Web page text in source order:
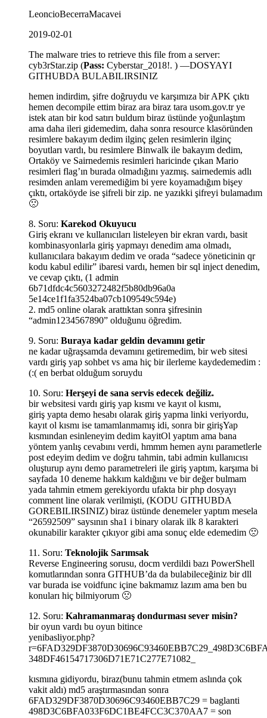
LeoncioBecerraMacavei
2019-02-01
The malware tries to retrieve this file from a server:
cyb3rStar.zip (Pass: Cyberstar_2018!. ) —DOSYAYI
GITHUBDA BULABILIRSINIZ
hemen indirdim, şifre doğruydu ve karşımıza bir APK çıktı
hemen decompile ettim biraz ara biraz tara usom.gov.tr ye
istek atan bir kod satırı buldum biraz üstünde yoğunlaştım
ama daha ileri gidemedim, daha sonra resource klasöründen
resimlere bakayım dedim ilginç gelen resimlerin ilginç
boyutları vardı, bu resimlere Binwalk ile bakayım dedim,
Ortaköy ve Sairnedemis resimleri haricinde çıkan Mario
resimleri flag’ın burada olmadığını yazmış. sairnedemis adlı
resimden anlam veremediğim bi yere koyamadığım bişey
çıktı, ortaköyde ise şifreli bir zip. ne yazıkki şifreyi bulamadım
🙁
8. Soru: Karekod Okuyucu
Giriş ekranı ve kullanıcıları listeleyen bir ekran vardı, basit
kombinasyonlarla giriş yapmayı denedim ama olmadı,
kullanıcılara bakayım dedim ve orada “sadece yöneticinin qr
kodu kabul edilir” ibaresi vardı, hemen bir sql inject denedim,
ve cevap çıktı, (1 admin
6b71dfdc4c5603272482f5b80db96a0a
5e14ce1f1fa3524ba07cb109549c594e)
2. md5 online olarak arattıktan sonra şifresinin
“admin1234567890” olduğunu öğredim.
9. Soru: Buraya kadar geldin devamını getir
ne kadar uğraşsamda devamını getiremedim, bir web sitesi
vardı giriş yap sohbet vs ama hiç bir ilerleme kaydedemedim :
(:( en berbat olduğum soruydu
10. Soru: Herşeyi de sana servis edecek değiliz.
bir websitesi vardı giriş yap kısmı ve kayıt ol kısmı,
giriş yapta demo hesabı olarak giriş yapma linki veriyordu,
kayıt ol kısmı ise tamamlanmamış idi, sonra bir girişYap
kısmından esinleneyim dedim kayitOl yaptım ama bana
yöntem yanlış cevabını verdi, hmmm hemen aynı parametlerle
post edeyim dedim ve doğru tahmin, tabi admin kullanıcısı
oluşturup aynı demo parametreleri ile giriş yaptım, karşıma bi
sayfada 10 deneme hakkım kaldığını ve bir değer bulmam
yada tahmin etmem gerekiyordu ufakta bir php dosyayı
comment line olarak verilmişti, (KODU GITHUBDA
GOREBILIRSINIZ) biraz üstünde denemeler yaptım mesela
“26592509” saysının sha1 i binary olarak ilk 8 karakteri
okunabilir karakter çıkıyor gibi ama sonuç elde edemedim 🙁
11. Soru: Teknolojik Sarımsak
Reverse Engineering sorusu, docm verdildi bazı PowerShell
komutlarından sonra GITHUB’da da bulabileceğiniz bir dll
var burada ise voidfunc içine bakmamız lazım ama ben bu
konuları hiç bilmiyorum 🙁
12. Soru: Kahramanmaraş dondurması sever misin?
bir oyun vardı bu oyun bitince
yenibasliyor.php?
348DF46154717306D71E71C277E71082_
kısmına gidiyordu, biraz(bunu tahmin etmem aslında çok
vakit aldı) md5 araştırmasından sonra
6FAD329DF3870D30696C93460EBB7C29 = baglanti
498D3C6BFA033F6DC1BE4FCC3C370AA7 = son